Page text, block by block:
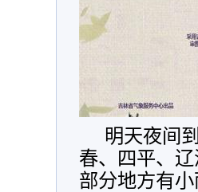
明天夜间
春、四平、
部分地方有小